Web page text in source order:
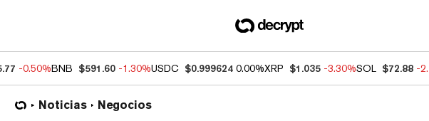
-0.50%BNB $591.60 -1.30%USDC $0.999624 0.00%XRP $1.035 -3.30%SOL $72.88 -
Noticias Negocios